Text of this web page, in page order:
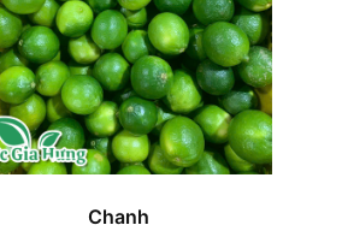
Chanh